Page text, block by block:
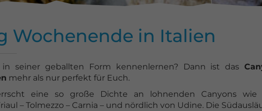
Wochenende in Italien
in seiner geballten Form kennenlernen? Dann ist das
mehr als nur perfekt für Euch.
eine so große Dichte an lohnenden Canyons
– Tolmezzo – Carnia – und nördlich von Udine. Die